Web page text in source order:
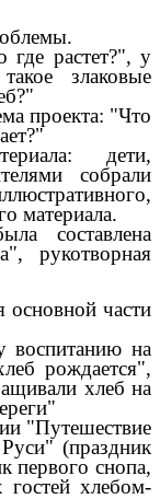
где растет?", у
злаковые
проекта: "Что
дети,
собрали
материала.
составлена
рукотворная
основной части
воспитанию на
рождается",
хлеб на
"Путешествие
(праздник
первого снопа,
гостей хлебом-